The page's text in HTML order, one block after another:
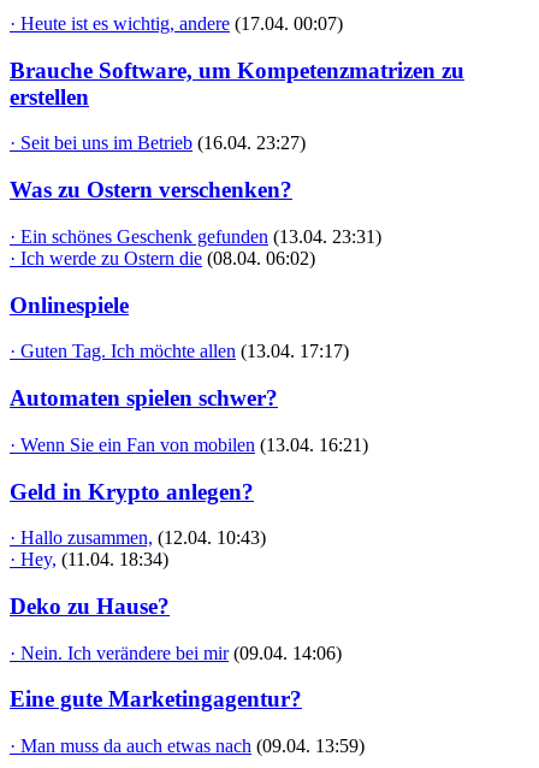
· Heute ist es wichtig, andere (17.04. 00:07)
Brauche Software, um Kompetenzmatrizen zu
erstellen
· Seit bei uns im Betrieb (16.04. 23:27)
Was zu Ostern verschenken?
· Ein schönes Geschenk gefunden (13.04. 23:31)
· Ich werde zu Ostern die (08.04. 06:02)
Onlinespiele
· Guten Tag. Ich möchte allen (13.04. 17:17)
Automaten spielen schwer?
· Wenn Sie ein Fan von mobilen (13.04. 16:21)
Geld in Krypto anlegen?
· Hallo zusammen, (12.04. 10:43)
· Hey, (11.04. 18:34)
Deko zu Hause?
· Nein. Ich verändere bei mir (09.04. 14:06)
Eine gute Marketingagentur?
· Man muss da auch etwas nach (09.04. 13:59)